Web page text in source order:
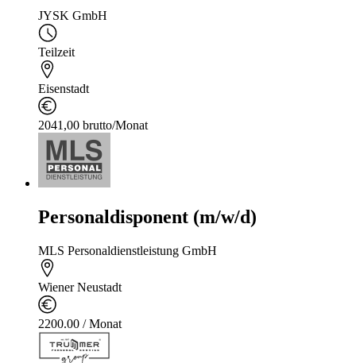
JYSK GmbH
Teilzeit
Eisenstadt
2041,00 brutto/Monat
Personaldisponent (m/w/d)
MLS Personaldienstleistung GmbH
Wiener Neustadt
2200.00 / Monat